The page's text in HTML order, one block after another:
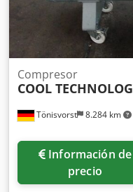
Tönisvorst 8.284 km
Compresor
COOL
Información de
precio